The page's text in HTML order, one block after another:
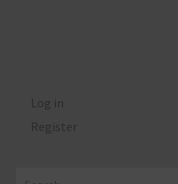
Log in
Register